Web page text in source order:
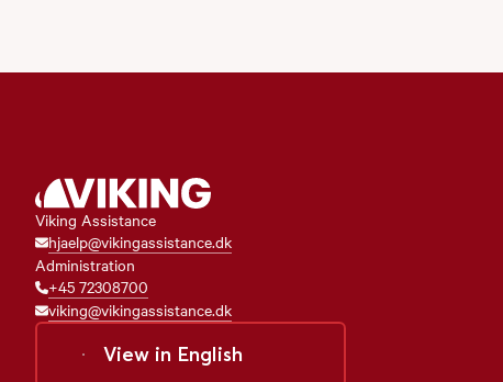
Viking Assistance
hjaelp@vikingassistance.dk
Administration
+45 72308700
viking@vikingassistance.dk
View in English